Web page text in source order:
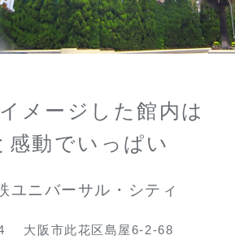
メージした館内は
感動でいっぱい
ユニバーサル・シティ
大阪市此花区島屋6-2-68